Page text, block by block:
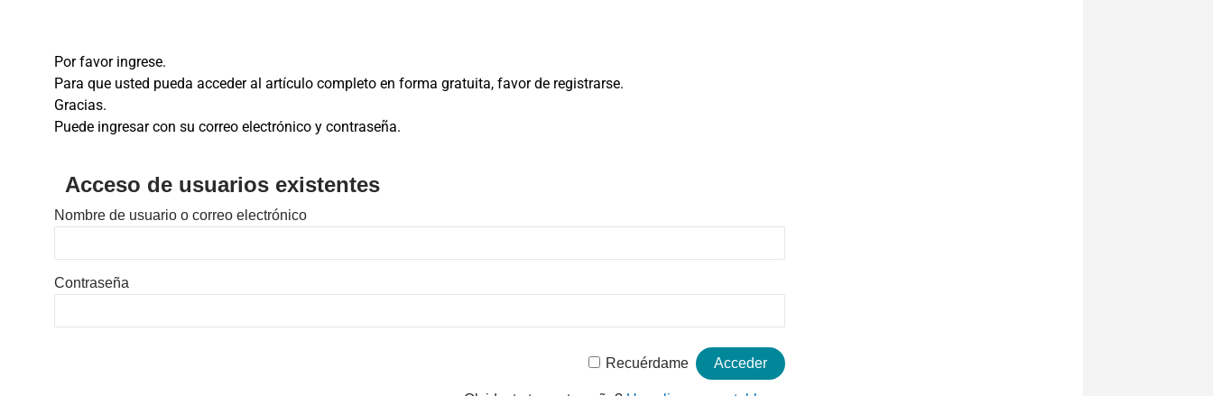
Por favor ingrese.
Para que usted pueda acceder al artículo completo en forma gratuita, favor de registrarse.
Gracias.
Puede ingresar con su correo electrónico y contraseña.
Acceso de usuarios existentes
Nombre de usuario o correo electrónico
Contraseña
Recuérdame